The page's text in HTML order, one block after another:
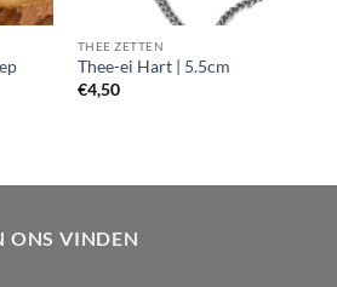
THEE ZETTEN
Thee-ei Hart | 5.5cm
€4,50
ONS VINDEN